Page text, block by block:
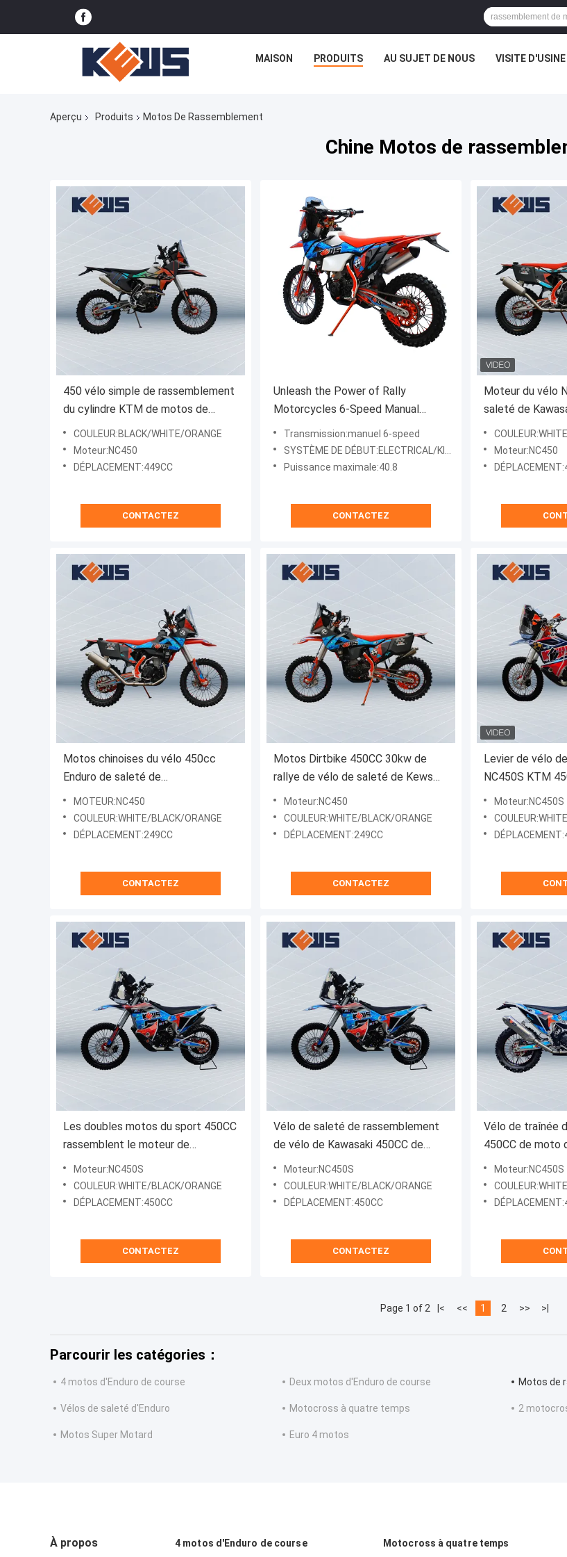
MAISON PRODUITS AU SUJET DE NOUS VISITE D'USINE
Aperçu Produits Motos De Rassemblement
Chine Motos de
450 vélo simple de rassemblement
du cylindre KTM de motos de
rassemblement de cc NC450
COULEUR:BLACK/WHITE/ORANGE
Moteur:NC450
DÉPLACEMENT:449CC
CONTACTEZ
Unleash the Power of Rally
Motorcycles 6-Speed Manual
Transmission and 40.8 Max Power
for the Ultimate Riding Experience
Transmission:manuel 6-speed
SYSTÈME DE DÉBUT:ELECTRICAL/KICK
Puissance maximale:40.8
CONTACTEZ
Moteur du vélo
saleté de
450CC de moto
Moteur:NC450
Motos chinoises du vélo 450cc
Enduro de saleté de
rassemblement de moto de NC450
Off Road
MOTEUR:NC450
COULEUR:WHITE/BLACK/ORANGE
DÉPLACEMENT:249CC
CONTACTEZ
Motos Dirtbike 450CC 30kw de
rallye de vélo de saleté de Kews
K16 avec le carburateur ou
l'injection de carburant
Moteur:NC450
COULEUR:WHITE/BLACK/ORANGE
DÉPLACEMENT:249CC
CONTACTEZ
Levier de vélo
NC450S KTM
rassemblement
avec la cellule
Moteur:NC450S
Les doubles motos du sport 450CC
rassemblent le moteur de
puissance des motos 38kw avec le
carburateur et l'Efi Two Options
Moteur:NC450S
COULEUR:WHITE/BLACK/ORANGE
DÉPLACEMENT:450CC
CONTACTEZ
Vélo de saleté de rassemblement
de vélo de Kawasaki 450CC de
haute performance avec la
conception de brevet
Moteur:NC450S
COULEUR:WHITE/BLACK/ORANGE
DÉPLACEMENT:450CC
CONTACTEZ
Vélo de traînée
450CC de moto
450CC double
Moteur:NC450S
Page 1 of 2 |< << 1 2 >> >|
Parcourir les catégories：
4 motos d'Enduro de course Deux motos d'Enduro de course Motos de
Vélos de saleté d'Enduro Motocross à quatre temps 2
Motos Super Motard Euro 4 motos
À propos 4 motos d'Enduro de course Motocross à quatre temps